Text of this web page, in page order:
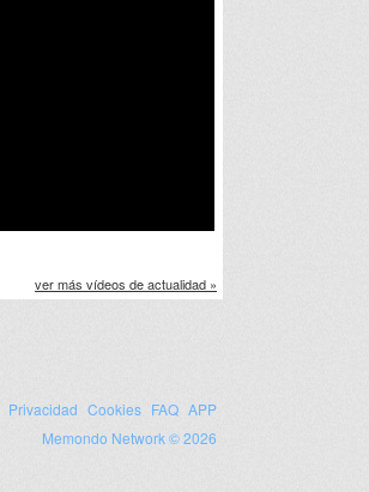
ver más vídeos de actualidad »
Privacidad Cookies FAQ APP
Memondo Network © 2026